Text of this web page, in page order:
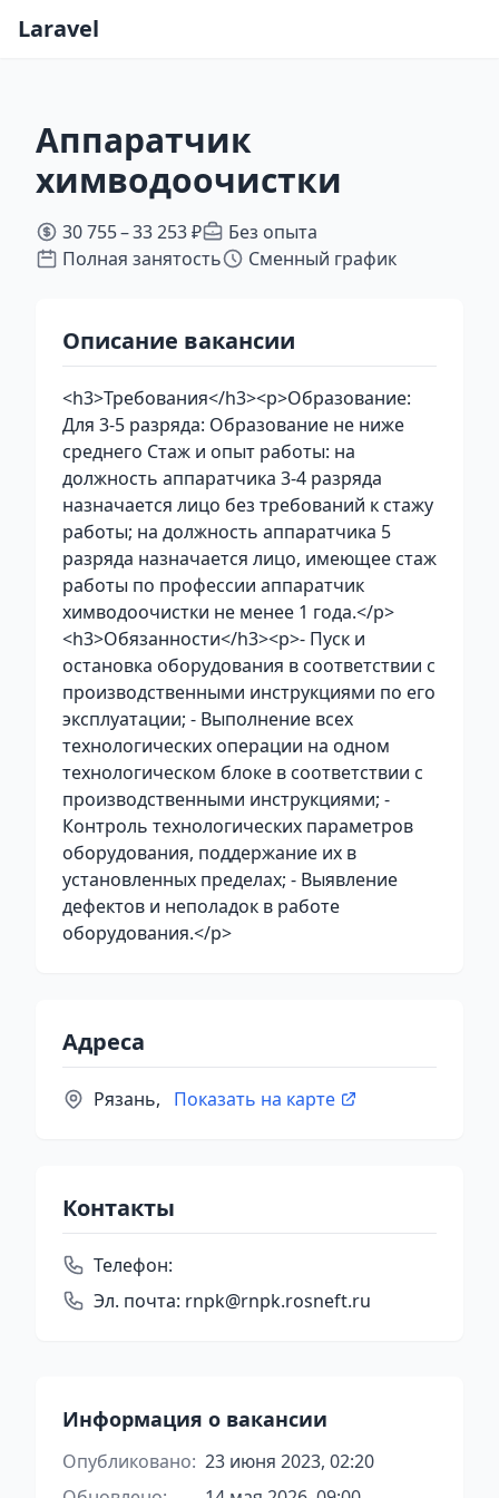
Laravel
Аппаратчик
химводоочистки
30 755 – 33 253 ₽
Без опыта
Полная занятость
Сменный график
Описание вакансии
<h3>Требования</h3><p>Образование:
Для 3-5 разряда: Образование не ниже
среднего Стаж и опыт работы: на
должность аппаратчика 3-4 разряда
назначается лицо без требований к стажу
работы; на должность аппаратчика 5
разряда назначается лицо, имеющее стаж
работы по профессии аппаратчик
химводоочистки не менее 1 года.</p>
<h3>Обязанности</h3><p>- Пуск и
остановка оборудования в соответствии с
производственными инструкциями по его
эксплуатации; - Выполнение всех
технологических операции на одном
технологическом блоке в соответствии с
производственными инструкциями; -
Контроль технологических параметров
оборудования, поддержание их в
установленных пределах; - Выявление
дефектов и неполадок в работе
оборудования.</p>
Адреса
Рязань, Показать на карте
Контакты
Телефон:
Эл. почта: rnpk@rnpk.rosneft.ru
Информация о вакансии
Опубликовано: 23 июня 2023, 02:20